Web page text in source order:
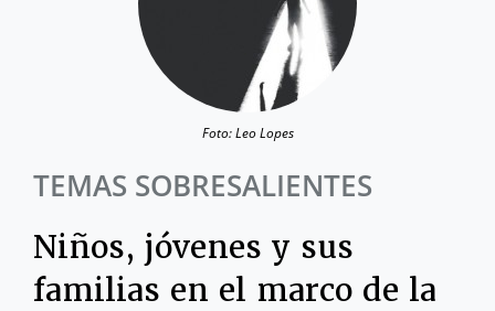
Foto: Leo Lopes
TEMAS SOBRESALIENTES
Niños, jóvenes y sus
familias en el marco de la